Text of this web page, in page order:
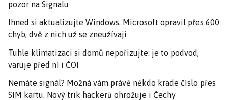
pozor na Signalu
Ihned si aktualizujte Windows. Microsoft opravil přes 600
chyb, dvě z nich už se zneužívají
Tuhle klimatizaci si domů nepořizujte: je to podvod,
varuje před ní i ČOI
Nemáte signál? Možná vám právě někdo krade číslo přes
SIM kartu. Nový trik hackerů ohrožuje i Čechy